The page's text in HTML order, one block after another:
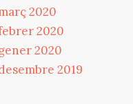
2020
2020
2020
2019